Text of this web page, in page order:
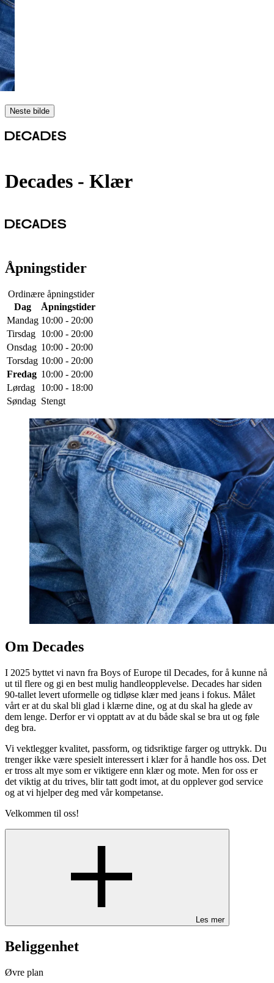
Neste bilde
Decades - Klær
Åpningstider
Ordinære åpningstider
Dag
Åpningstider
Mandag 10:00 - 20:00
Tirsdag 10:00 - 20:00
Onsdag 10:00 - 20:00
Torsdag 10:00 - 20:00
Fredag 10:00 - 20:00
Lørdag
10:00 - 18:00
Søndag Stengt
Om Decades
I 2025 byttet vi navn fra Boys of Europe til Decades, for å kunne nå
ut til flere og gi en best mulig handleopplevelse. Decades har siden
90-tallet levert uformelle og tidløse klær med jeans i fokus. Målet
vårt er at du skal bli glad i klærne dine, og at du skal ha glede av
dem lenge. Derfor er vi opptatt av at du både skal se bra ut og føle
deg bra.
Vi vektlegger kvalitet, passform, og tidsriktige farger og uttrykk. Du
trenger ikke være spesielt interessert i klær for å handle hos oss. Det
er tross alt mye som er viktigere enn klær og mote. Men for oss er
det viktig at du trives, blir tatt godt imot, at du opplever god service
og at vi hjelper deg med vår kompetanse.
Velkommen til oss!
Les mer
Beliggenhet
Øvre plan